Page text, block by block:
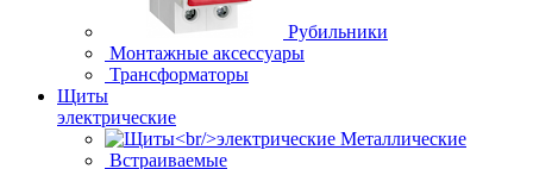
Рубильники
Монтажные аксессуары
Трансформаторы
Щиты
электрические
Металлические
Встраиваемые